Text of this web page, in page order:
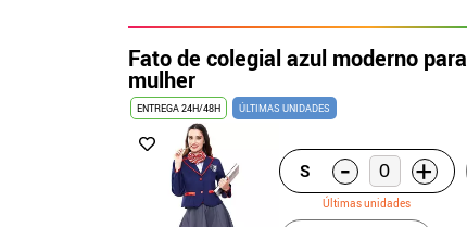
Fato de colegial azul moderno para
mulher
ENTREGA 24H/48H ÚLTIMAS UNIDADES
S - +
Últimas unidades